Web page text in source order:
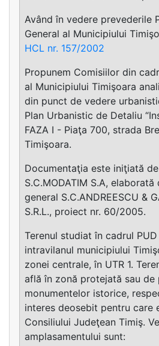
Având în vedere prevederile
General al Municipiului
HCL nr. 157/2002
Propunem Comisiilor din
al Municipiului Timişoara
din punct de vedere
Plan Urbanistic de Detaliu
FAZA I - Piaţa 700, strada
Timişoara.
Documentaţia este iniţiată
S.C.MODATIM S.A,
general S.C.ANDREESCU &
S.R.L., proiect nr. 60/2005.
Terenul studiat în cadrul
intravilanul municipiului
zonei centrale, în UTR 1.
află în zonă protejată sau de
monumentelor istorice,
interes deosebit pentru care
Consiliului Judeţean Timiş.
amplasamentului sunt: